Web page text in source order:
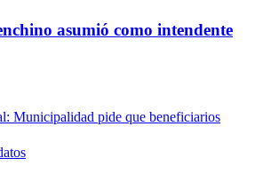
asumió como intendente